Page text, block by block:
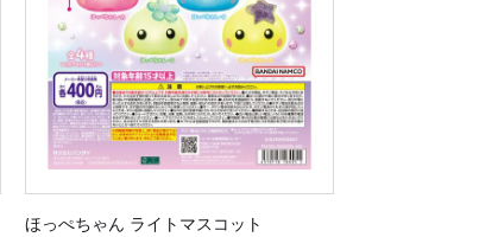
ほっぺちゃん ライトマスコット